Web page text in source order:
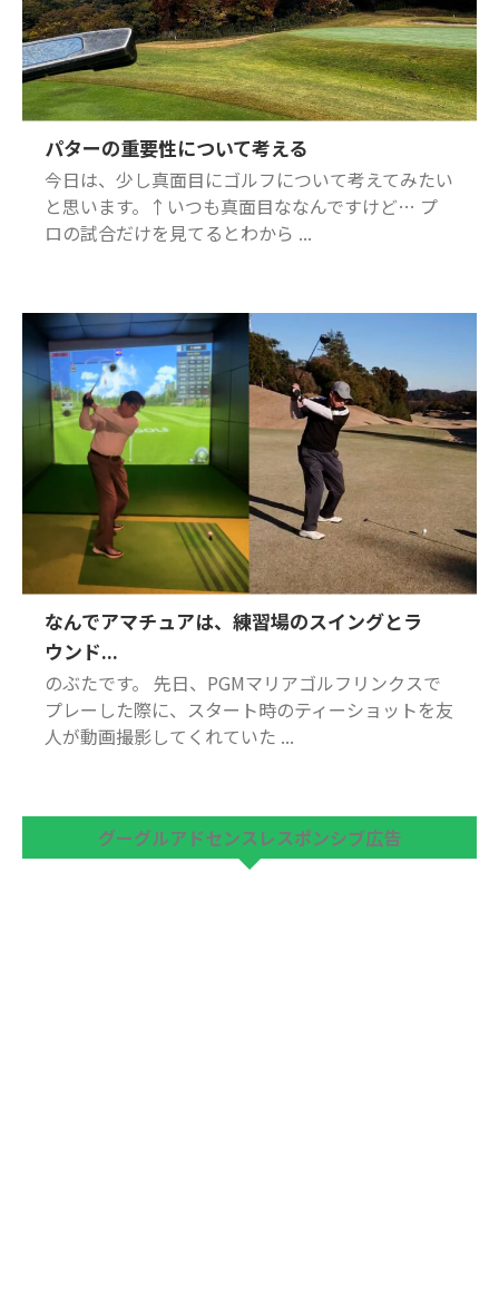
パターの重要性について考える
今日は、少し真面目にゴルフについて考えてみたい
と思います。↑いつも真面目ななんですけど… プ
ロの試合だけを見てるとわから ...
なんでアマチュアは、練習場のスイングとラ
ウンド...
のぶたです。 先日、PGMマリアゴルフリンクスで
プレーした際に、スタート時のティーショットを友
人が動画撮影してくれていた ...
グーグルアドセンスレスポンシブ広告